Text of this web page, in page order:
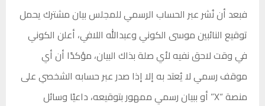
فبعد أن نُشر عبر الحساب الرسمي للمجلس بيان مشترك يحمل
توقيع النائبين موسى الكوني وعبدالله اللافي، أعلن الكوني
في وقت لاحق نفيه لأي صلة بذاك البيان، مؤكدًا أن أي
موقف رسمي لا يُعتد به إلا إذا صدر عبر حسابه الشخصي على
منصة “X” أو ببيان رسمي ممهور بتوقيعه، داعيًا وسائل